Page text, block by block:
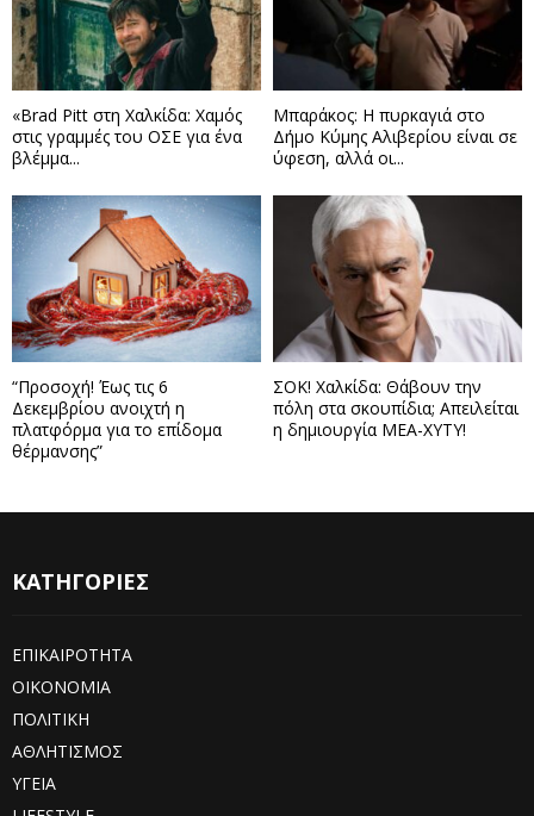
«Brad Pitt στη Χαλκίδα: Χαμός
στις γραμμές του ΟΣΕ για ένα
βλέμμα...
Μπαράκος: Η πυρκαγιά στο
Δήμο Κύμης Αλιβερίου είναι σε
ύφεση, αλλά οι...
“Προσοχή! Έως τις 6
Δεκεμβρίου ανοιχτή η
πλατφόρμα για το επίδομα
θέρμανσης”
ΣΟΚ! Χαλκίδα: Θάβουν την
πόλη στα σκουπίδια; Απειλείται
η δημιουργία ΜΕΑ-ΧΥΤΥ!
ΚΑΤΗΓΟΡΙΕΣ
ΕΠΙΚΑΙΡΟΤΗΤΑ
ΟΙΚΟΝΟΜΙΑ
ΠΟΛΙΤΙΚΗ
ΑΘΛΗΤΙΣΜΟΣ
ΥΓΕΙΑ